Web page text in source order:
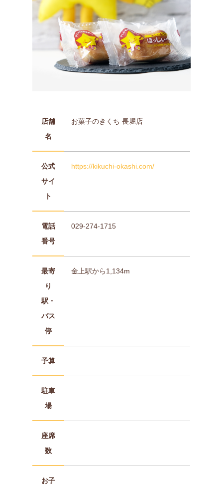
店舗
名
お菓子のきくち 長堀店
公式
サイ
ト
https://kikuchi-okashi.com/
電話
番号
029-274-1715
最寄
り
駅・
バス
停
金上駅から1,134m
予算
駐車
場
座席
数
お子